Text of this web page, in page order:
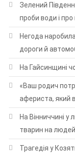
Зелений
проби води і
Негода
дороги й
На Гайсинщині
«Ваш родич
афериста, який
На Вінниччині у
тварин на людей
Трагедія у